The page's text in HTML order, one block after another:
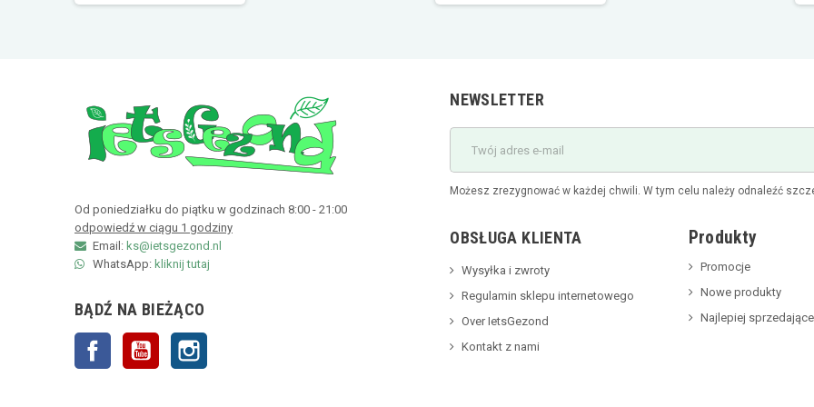
Od poniedziałku do piątku w godzinach 8:00 - 21:00
odpowiedź w ciągu 1 godziny
Email: ks@ietsgezond.nl
WhatsApp: kliknij tutaj
BĄDŹ NA BIEŻĄCO
Facebook YouTube
NEWSLETTER
Możesz zrezygnować w każdej chwili. W tym celu należy odnaleźć
OBSŁUGA KLIENTA
Wysyłka i zwroty
Regulamin sklepu internetowego
Over IetsGezond
Kontakt z nami
Produkty
Promocje
Nowe produkty
Najlepiej